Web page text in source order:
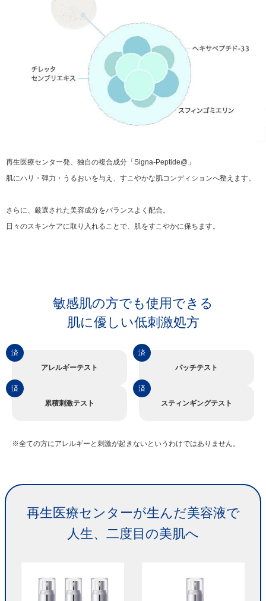
再生医療センター発、独自の複合成分「Signa-Peptide@」
肌にハリ・弾力・うるおいを与え、すこやかな肌コンディションへ整えます。
さらに、厳選された美容成分をバランスよく配合。
日々のスキンケアに取り入れることで、肌をすこやかに保ちます。
敏感肌の方でも使用できる
肌に優しい低刺激処方
済
アレルギーテスト
済
パッチテスト
済
累積刺激テスト
済
スティンギングテスト
※全ての方にアレルギーと刺激が起きないというわけではありません。
再生医療センターが生んだ美容液で
人生、二度目の美肌へ